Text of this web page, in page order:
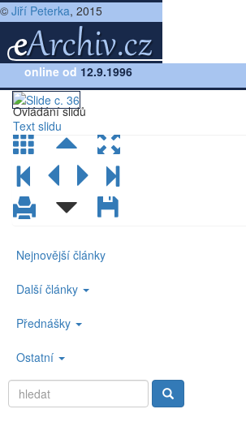
© Jiří Peterka, 2015
online od 12.9.1996
Ovládání slidů
Nejnovější články
Další články
Přednášky
Ostatní
Přednáška:Rodina protokolů TCP/IP, verze 2.7
Text slidu